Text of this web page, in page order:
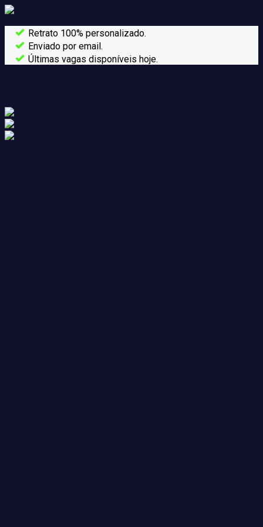
Retrato 100% personalizado.
Enviado por email.
Últimas vagas disponíveis hoje.